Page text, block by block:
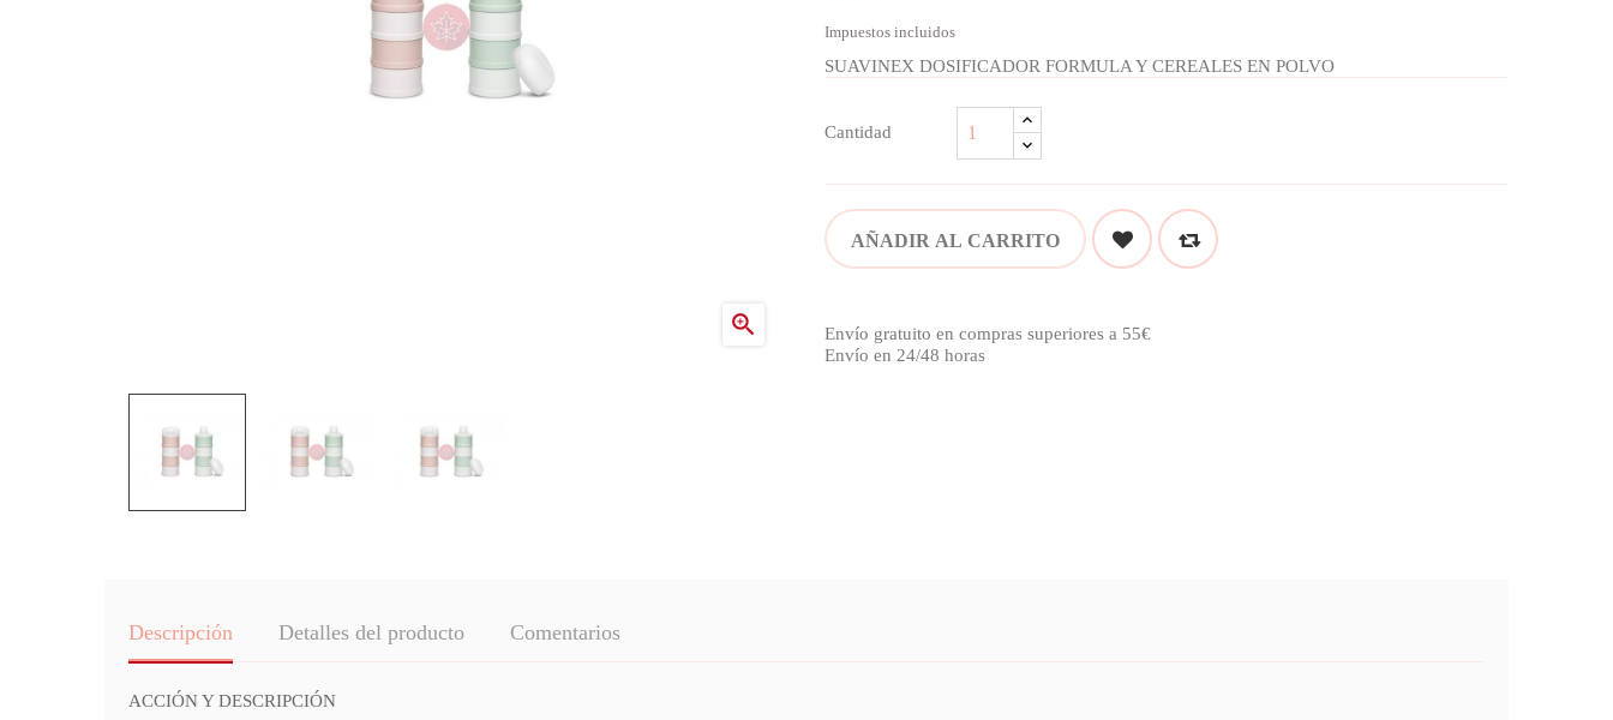

Impuestos incluidos
SUAVINEX DOSIFICADOR FORMULA Y CEREALES EN POLVO
Cantidad
AÑADIR AL CARRITO
Envío gratuito en compras superiores a 55€
Envío en 24/48 horas
Descripción Detalles del producto Comentarios
ACCIÓN Y DESCRIPCIÓN